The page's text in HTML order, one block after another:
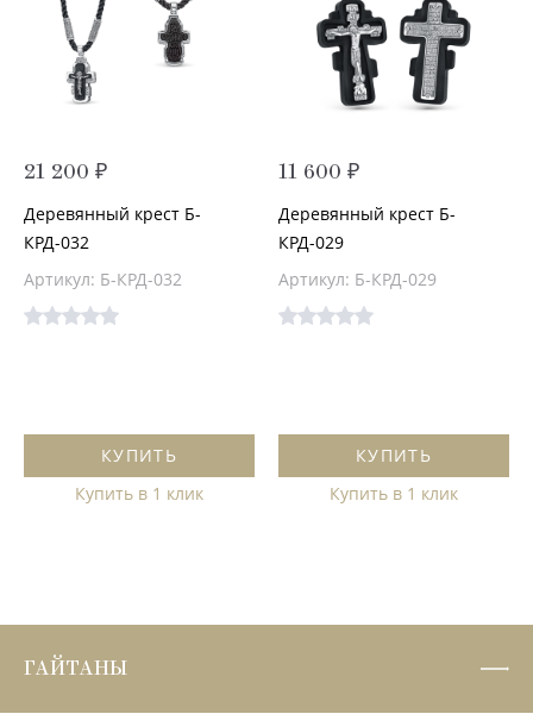
21 200 ₽
Деревянный крест Б-
КРД-032
Артикул: Б-КРД-032
КУПИТЬ
Купить в 1 клик
11 600 ₽
Деревянный крест Б-
КРД-029
Артикул: Б-КРД-029
КУПИТЬ
Купить в 1 клик
ГАЙТАНЫ